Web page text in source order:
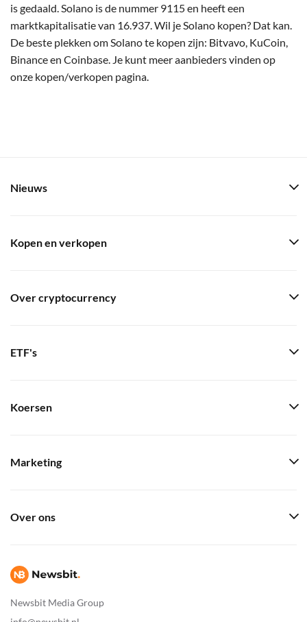
is gedaald. Solano is de nummer 9115 en heeft een
marktkapitalisatie van 16.937. Wil je Solano kopen? Dat kan.
De beste plekken om Solano te kopen zijn: Bitvavo, KuCoin,
Binance en Coinbase. Je kunt meer aanbieders vinden op
onze kopen/verkopen pagina.
Newsbit Media Group
Nieuws
Kopen en verkopen
Over cryptocurrency
ETF's
Koersen
Marketing
Over ons